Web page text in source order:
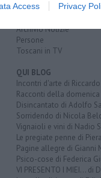
Access Privacy
Più Letti della settimana
Archivio Notizie
Persone
Toscani in TV
QUI BLOG
Incontri d'arte di
Racconti della
Disincantato di Adolfo
Sorridendo di Nicola
Vignaioli e vini di Nadio
Le pregiate penne di
Pagine allegre di Gianni
Psico-cose di Federica
VI PRESENTO I MIEI... di